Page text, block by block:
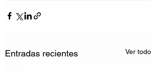
Entradas recientes Ver todo